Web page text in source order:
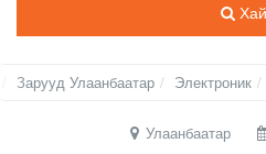
Зарууд Улаанбаатар Электроник
Улаанбаатар